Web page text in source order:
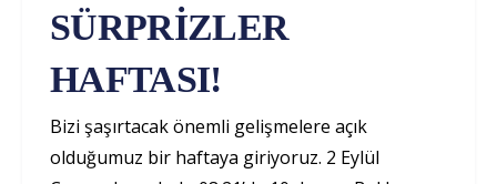
SÜRPRİZLER
HAFTASI!
Bizi şaşırtacak önemli gelişmelere açık
olduğumuz bir haftaya giriyoruz. 2 Eylül